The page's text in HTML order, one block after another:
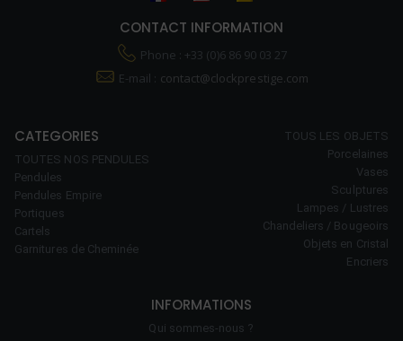
CONTACT INFORMATION
Phone : +33 (0)6 86 90 03 27
E-mail : contact@clockprestige.com
CATEGORIES
TOUTES NOS PENDULES
Pendules
Pendules Empire
Portiques
Cartels
Garnitures de Cheminée
TOUS LES OBJETS
Porcelaines
Vases
Sculptures
Lampes / Lustres
Chandeliers / Bougeoirs
Objets en Cristal
Encriers
INFORMATIONS
Qui sommes-nous ?